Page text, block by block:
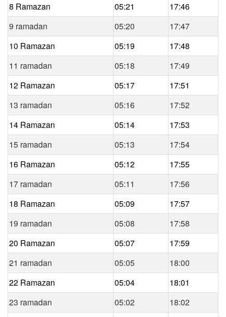
8 Ramazan
05:21
17:46
9 ramadan
05:20
17:47
10 Ramazan
05:19
17:48
11 ramadan
05:18
17:49
12 Ramazan
05:17
17:51
13 ramadan
05:16
17:52
14 Ramazan
05:14
17:53
15 ramadan
05:13
17:54
16 Ramazan
05:12
17:55
17 ramadan
05:11
17:56
18 Ramazan
05:09
17:57
19 ramadan
05:08
17:58
20 Ramazan
05:07
17:59
21 ramadan
05:05
18:00
22 Ramazan
05:04
18:01
23 ramadan
05:02
18:02